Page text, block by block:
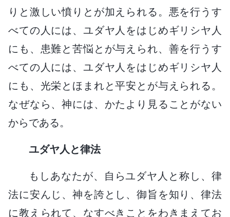
りと激しい憤りとが加えられる。悪を行うす
べての人には、ユダヤ人をはじめギリシヤ人
にも、患難と苦悩とが与えられ、善を行うす
べての人には、ユダヤ人をはじめギリシヤ人
にも、光栄とほまれと平安とが与えられる。
なぜなら、神には、かたより見ることがない
からである。
ユダヤ人と律法
もしあなたが、自らユダヤ人と称し、律
法に安んじ、神を誇とし、御旨を知り、律法
に教えられて、なすべきことをわきまえてお